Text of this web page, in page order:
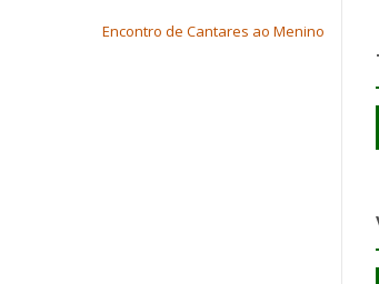
Encontro de Cantares ao Menino